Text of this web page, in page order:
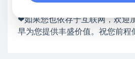
❤如果您也依存于互联网，欢迎
早为您提供丰盛价值。祝您前程